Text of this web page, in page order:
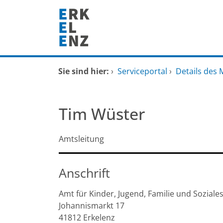
Zum Hauptinhalt springen
Startseite
Mitarbeitende A-Z
FAQ
Sie sind hier: › Serviceportal › Details des
Tim Wüster
Amtsleitung
Anschrift
Amt für Kinder, Jugend, Familie und Soziales
Johannismarkt 17
41812 Erkelenz